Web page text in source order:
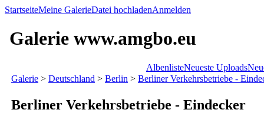
StartseiteMeine GalerieDatei hochladenAnmelden
Galerie www.amgbo.eu
AlbenlisteNeueste Uploads
Galerie > Deutschland > Berlin > Berliner Verkehrsbetriebe -
Berliner Verkehrsbetriebe - Eindecker